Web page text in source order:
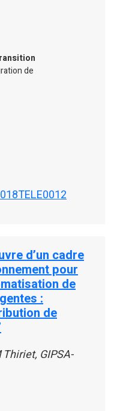
de
d’un cadre
pour
de
:
de
GIPSA-